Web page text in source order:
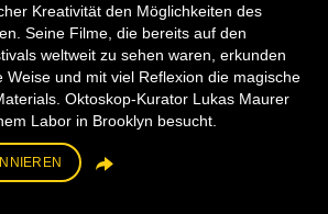
Kreativität den Möglichkeiten des
Seine Filme, die bereits auf den
weltweit zu sehen waren, erkunden
Weise und mit viel Reflexion die magische
Oktoskop-Kurator Lukas Maurer
Labor in Brooklyn besucht.